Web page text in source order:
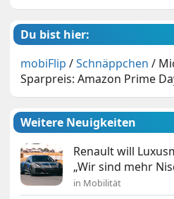
Du bist hier:
mobiFlip /Schnäppchen /
Sparpreis: Amazon Prime
Weitere Neuigkeiten
Renault will
„Wir sind mehr
in Mobilität